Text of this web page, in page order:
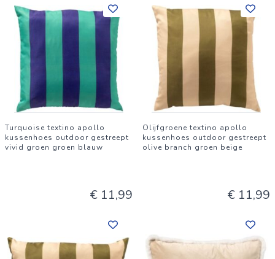
Turquoise textino apollo
kussenhoes outdoor gestreept
vivid groen groen blauw
€ 11,99
Olijfgroene textino apollo
kussenhoes outdoor gestreept
olive branch groen beige
€ 11,99